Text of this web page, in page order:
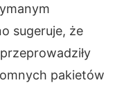
sugeruje, że
pakietów